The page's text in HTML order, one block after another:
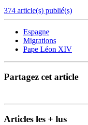
374 article(s) publié(s)
Espagne
Migrations
Pape Léon XIV
Partagez cet article
Articles les + lus